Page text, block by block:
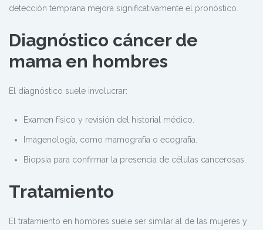
detección temprana mejora significativamente el pronóstico.
Diagnóstico cáncer de
mama en hombres
El diagnóstico suele involucrar:
Examen físico y revisión del historial médico.
Imagenología, como mamografía o ecografía.
Biopsia para confirmar la presencia de células cancerosas.
Tratamiento
El tratamiento en hombres suele ser similar al de las mujeres y